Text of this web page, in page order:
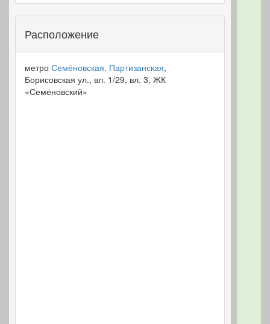
Расположение
метро Семёновская, Партизанская,
Борисовская ул., вл. 1/29, вл. 3, ЖК
«Семёновский»